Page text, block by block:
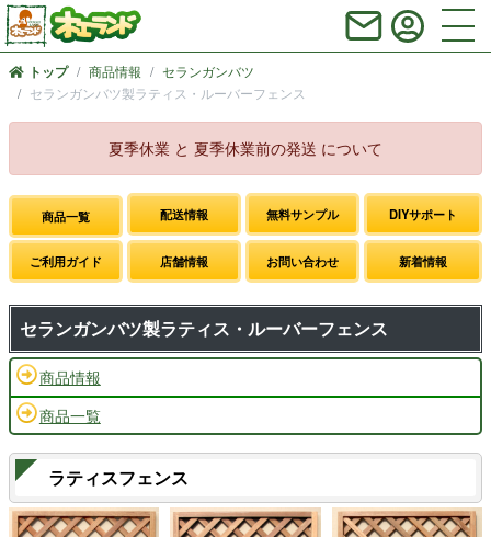
トップ 商品情報
セランガンバツ
セランガンバツ製ラティス・ルーバーフェンス
夏季休業 と 夏季休業前の発送 について
商品一覧 配送情報 無料サンプル DIYサポート
ご利用ガイド 店舗情報 お問い合わせ 新着情報
セランガンバツ製ラティス・ルーバーフェンス
商品情報
商品一覧
ラティスフェンス